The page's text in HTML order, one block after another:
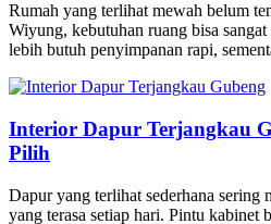
Rumah yang terlihat mewah belum
Wiyung, kebutuhan ruang bisa
lebih butuh penyimpanan rapi,
Interior Dapur Terjangkau
Pilih
Dapur yang terlihat sederhana sering
yang terasa setiap hari. Pintu kabinet